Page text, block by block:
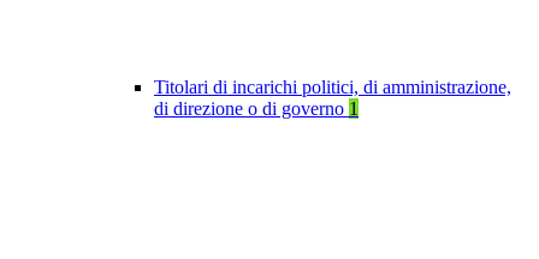
Titolari di incarichi politici, di amministrazione,
di direzione o di governo 1